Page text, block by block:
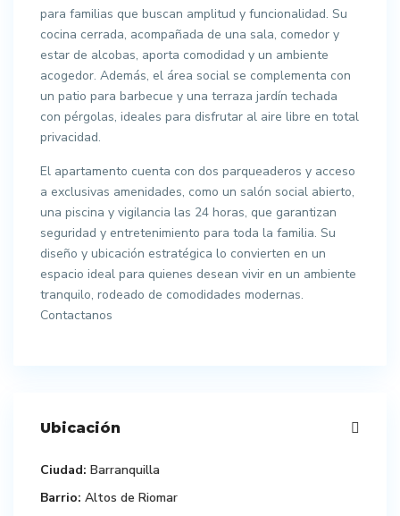
para familias que buscan amplitud y funcionalidad. Su
cocina cerrada, acompañada de una sala, comedor y
estar de alcobas, aporta comodidad y un ambiente
acogedor. Además, el área social se complementa con
un patio para barbecue y una terraza jardín techada
con pérgolas, ideales para disfrutar al aire libre en total
privacidad.
El apartamento cuenta con dos parqueaderos y acceso
a exclusivas amenidades, como un salón social abierto,
una piscina y vigilancia las 24 horas, que garantizan
seguridad y entretenimiento para toda la familia. Su
diseño y ubicación estratégica lo convierten en un
espacio ideal para quienes desean vivir en un ambiente
tranquilo, rodeado de comodidades modernas.
Contactanos
Ubicación
Ciudad: Barranquilla
Barrio: Altos de Riomar